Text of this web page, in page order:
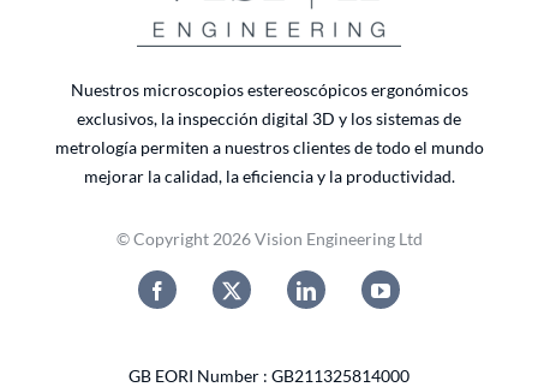
Nuestros microscopios estereoscópicos ergonómicos
exclusivos, la inspección digital 3D y los sistemas de
metrología permiten a nuestros clientes de todo el mundo
mejorar la calidad, la eficiencia y la productividad.
© Copyright 2026 Vision Engineering Ltd
GB EORI Number : GB211325814000